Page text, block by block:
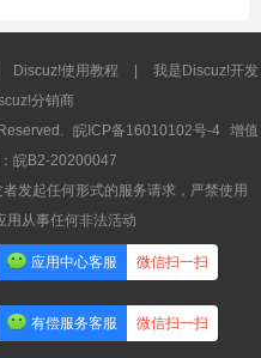
Discuz!使用教程
我是Discuz!开发
分销商
皖ICP备16010102号-4 增值
皖B2-20200047
发起任何形式的服务请求，严禁使用
用从事任何非法活动
应用中心客服 微信扫一扫
有偿服务客服 微信扫一扫